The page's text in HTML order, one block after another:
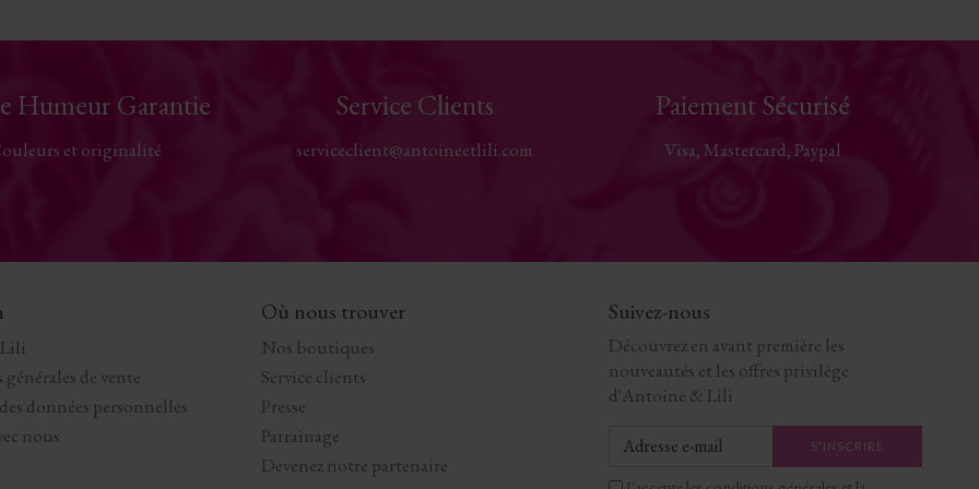
Humeur Garantie
et originalité
Service Clients
serviceclient@antoineetlili.com
Paiement Sécurisé
Visa, Mastercard, Paypal
de vente
données personnelles
nous
Où nous trouver
Nos boutiques
Service clients
Presse
Parrainage
Devenez notre partenaire
Suivez-nous
Découvrez en avant première les
nouveautés et les offres privilège
d'Antoine & Lili